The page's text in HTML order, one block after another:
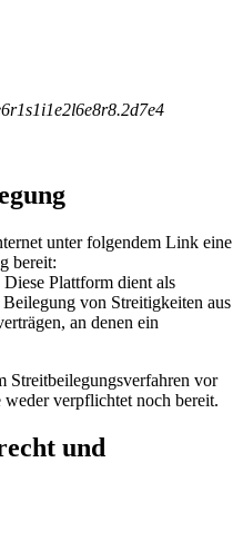
6r1s1i1e2l6e8r8.2d7e4
unter folgendem Link eine
bereit:
Diese Plattform dient als
von Streitigkeiten aus
an denen ein
Streitbeilegungsverfahren vor
weder verpflichtet noch bereit.
und